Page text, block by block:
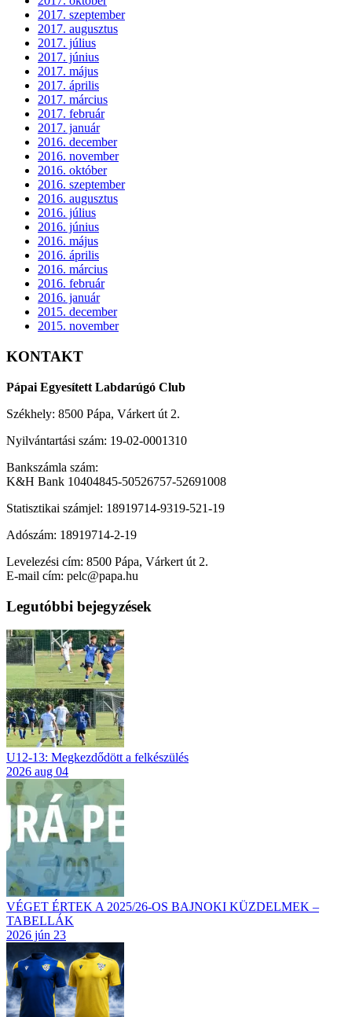
2017. szeptember
2017. augusztus
2017. július
2017. június
2017. május
2017. április
2017. március
2017. február
2017. január
2016. december
2016. november
2016. október
2016. szeptember
2016. augusztus
2016. július
2016. június
2016. május
2016. április
2016. március
2016. február
2016. január
2015. december
2015. november
KONTAKT
Pápai Egyesített Labdarúgó Club
Székhely: 8500 Pápa, Várkert út 2.
Nyilvántartási szám: 19-02-0001310
Bankszámla szám:
K&H Bank 10404845-50526757-52691008
Statisztikai számjel: 18919714-9319-521-19
Adószám: 18919714-2-19
Levelezési cím: 8500 Pápa, Várkert út 2.
E-mail cím: pelc@papa.hu
Legutóbbi bejegyzések
U12-13: Megkezdődött a felkészülés
2026 aug 04
VÉGET ÉRTEK A 2025/26-OS BAJNOKI KÜZDELMEK –
TABELLÁK
2026 jún 23